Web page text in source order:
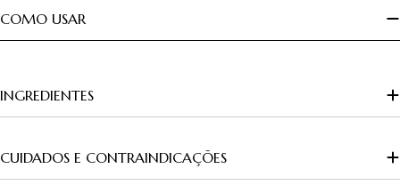
COMO USAR
INGREDIENTES
CUIDADOS E CONTRAINDICAÇÕES